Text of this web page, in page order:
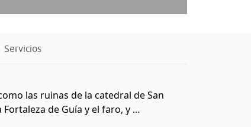
Servicios
las ruinas de la catedral de San
de Guía y el faro, y ...